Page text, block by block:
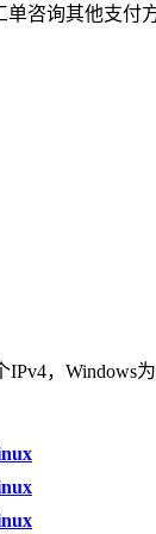
咨询其他支付方
，Windows